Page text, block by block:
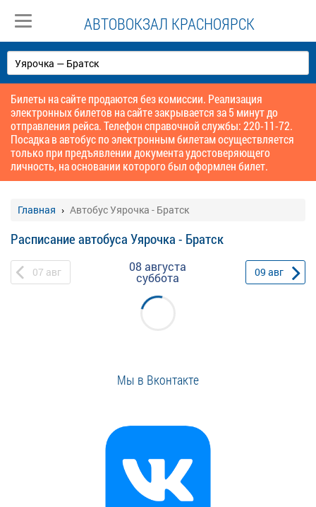
АВТОВОКЗАЛ КРАСНОЯРСК
Билеты на сайте продаются без комиссии. Реализация
электронных билетов на сайте закрывается за 5 минут до
отправления рейса. Телефон справочной службы: 220-11-72.
Посадка в автобус по электронным билетам осуществляется
только при предъявлении документа удостоверяющего
личность, на основании которого был оформлен билет.
Главная Автобус Уярочка - Братск
Расписание автобуса Уярочка - Братск
07 авг 08 августа
суббота 09 авг
Мы в Вконтакте